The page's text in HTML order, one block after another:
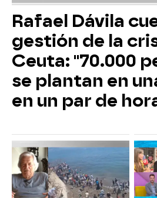
Rafael Dávila
gestión de la
Ceuta: "70.000
se plantan en
en un par de